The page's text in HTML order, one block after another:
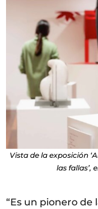
Vista de la exposición
las fallas’,
“Es un pionero de